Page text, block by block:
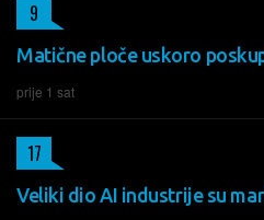
Matične ploče uskoro
prije 1 sat
9
Veliki dio AI industrije su
17